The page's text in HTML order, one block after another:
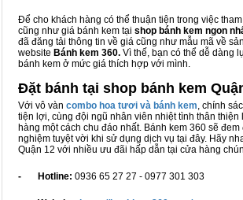
Để cho khách hàng có thể thuận tiện trong việc
cũng như giá bánh kem tại shop bánh kem ngon
đã đăng tải thông tin về giá cũng như mẫu mã về
website Bánh kem 360. Vì thế, bạn có thể dễ dàng
bánh kem ở mức giá thích hợp với mình.
Đặt bánh tại shop bánh kem
Với vô vàn combo hoa tươi và bánh kem, chính
tiện lợi, cùng đội ngũ nhân viên nhiệt tình thân thiện
hàng một cách chu đáo nhất. Bánh kem 360 sẽ đem
nghiệm tuyệt vời khi sử dụng dịch vụ tại đây. Hãy
Quận 12 với nhiều ưu đãi hấp dẫn tại cửa hàng
- Hotline: 0936 65 27 27 - 0977 301 303